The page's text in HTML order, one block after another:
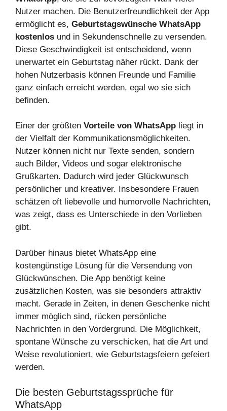
Nutzer machen. Die Benutzerfreundlichkeit der App
ermöglicht es, Geburtstagswünsche WhatsApp
kostenlos und in Sekundenschnelle zu versenden.
Diese Geschwindigkeit ist entscheidend, wenn
unerwartet ein Geburtstag näher rückt. Dank der
hohen Nutzerbasis können Freunde und Familie
ganz einfach erreicht werden, egal wo sie sich
befinden.
Einer der größten Vorteile von WhatsApp liegt in
der Vielfalt der Kommunikationsmöglichkeiten.
Nutzer können nicht nur Texte senden, sondern
auch Bilder, Videos und sogar elektronische
Grußkarten. Dadurch wird jeder Glückwunsch
persönlicher und kreativer. Insbesondere Frauen
schätzen oft liebevolle und humorvolle Nachrichten,
was zeigt, dass es Unterschiede in den Vorlieben
gibt.
Darüber hinaus bietet WhatsApp eine
kostengünstige Lösung für die Versendung von
Glückwünschen. Die App benötigt keine
zusätzlichen Kosten, was sie besonders attraktiv
macht. Gerade in Zeiten, in denen Geschenke nicht
immer möglich sind, rücken persönliche
Nachrichten in den Vordergrund. Die Möglichkeit,
spontane Wünsche zu verschicken, hat die Art und
Weise revolutioniert, wie Geburtstagsfeiern gefeiert
werden.
Die besten Geburtstagssprüche für
WhatsApp